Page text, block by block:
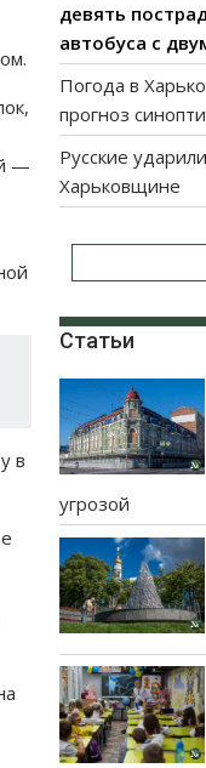
—
в
девять
автобуса с
Погода в
прогноз
Русские
Харьковщине
Статьи
угрозой